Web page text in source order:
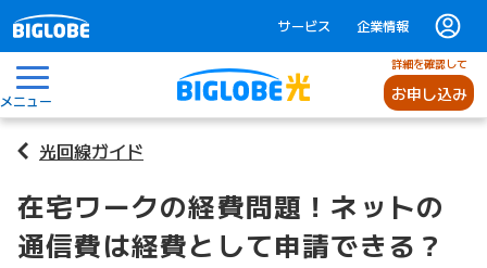
サービス 企業情報
メニュー
詳細を確認して
お申し込み
光回線ガイド
在宅ワークの経費問題！ネットの
通信費は経費として申請できる？